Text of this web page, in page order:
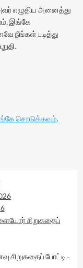
எழுதிய அனைத்து
இங்கே
நீங்கள் படித்து
சொடுக்கவும்.
சிறுகதைப்
சிறுகதைப் போட்டி -